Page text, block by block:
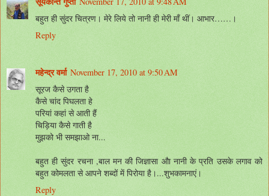
बहुत ही सुंदर चित्रण। मेरे लिये तो नानी ही मेरी माँ थीं। आभार……।
Reply
महेन्‍द्र वर्मा November 17, 2010 at 9:50 AM
सूरज कैसे उगता है
कैसे चांद पिघलता हे
परियां कहां से आती हैं
चिड़िया कैसे गाती है
मुझको भी समझाओ ना...
बहुत ही सुंदर रचना ,बाल मन की जिज्ञासा औा नानी के प्रति उसके लगाव को
बहुत कोमलता से आपने शब्दों में पिरोया है।...शुभकामनाएं।
Reply